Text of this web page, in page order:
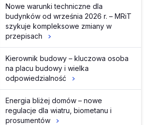
Nowe warunki techniczne dla
budynków od września 2026 r. – MRiT
szykuje kompleksowe zmiany w
przepisach
Kierownik budowy – kluczowa osoba
na placu budowy i wielka
odpowiedzialność
Energia bliżej domów – nowe
regulacje dla wiatru, biometanu i
prosumentów